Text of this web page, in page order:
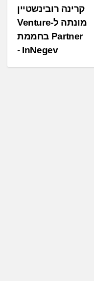
קרינה רובינשטיין
מונתה ל-Venture
Partner בחממת
InNegev